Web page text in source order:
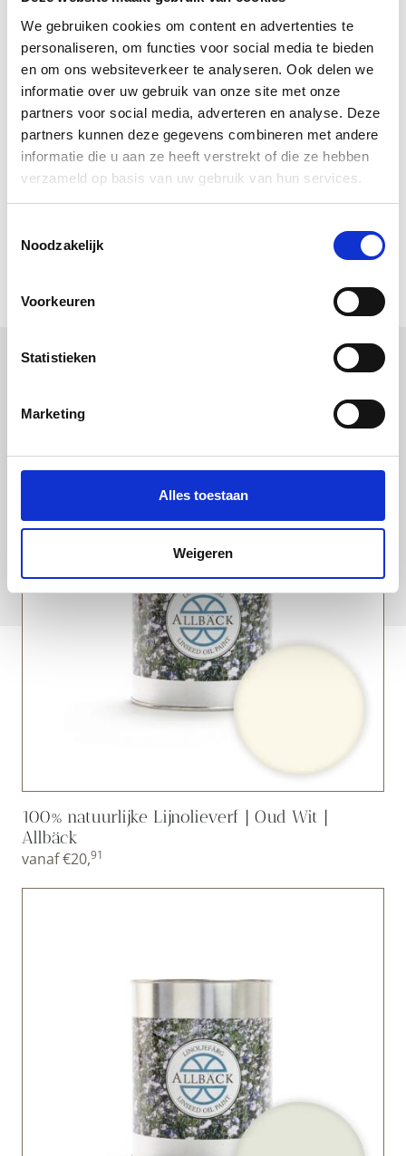
We gebruiken cookies om content en advertenties te
personaliseren, om functies voor social media te bieden
en om ons websiteverkeer te analyseren. Ook delen we
informatie over uw gebruik van onze site met onze
partners voor social media, adverteren en analyse. Deze
partners kunnen deze gegevens combineren met andere
informatie die u aan ze heeft verstrekt of die ze hebben
verzameld op basis van uw gebruik van hun services.
Noodzakelijk
Voorkeuren
Statistieken
Marketing
Alles toestaan
Weigeren
Droogtijd:Ongeveer een tot twee dagen. Goed
ventileren.
Bekijk ook ons volledigeAllbäck assortiment
Downloads
Gebruiksaanwijzing Allbäck Lijnoliewax (pdf)
Allbäck Handboekje (pdf)
Allbäck Le petit livre de la peinture (pdf)
Allbäck Kleines Handbuch (pdf)
100% natuurlijke Lijnolieverf | Oud Wit |
Allbäck
vanaf€20,91